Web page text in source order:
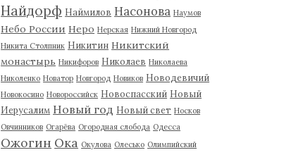
Найдорф Наймилов Насонова Наумов
Небо России Неро Нерская Нижний Новгород
Никита Столпник Никитин Никитский
монастырь Никифоров Николаев Николаева
Николенко Новатор Новгород Новиков Новодевичий
Новокосино Новороссийск Новоспасский Новый
Иерусалим Новый год Новый свет Носков
Овчинников Огарёва Огородная слобода Одесса
Ожогин Ока Окулова Олесько Олимпийский